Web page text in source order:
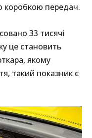
коробкою передач.
33 тисячі
це становить
якому
такий показник є